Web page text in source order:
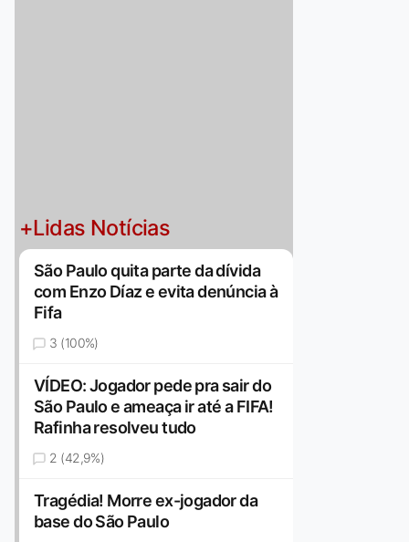
+Lidas Notícias
São Paulo quita parte da dívida
com Enzo Díaz e evita denúncia à
Fifa
3 (100%)
VÍDEO: Jogador pede pra sair do
São Paulo e ameaça ir até a FIFA!
Rafinha resolveu tudo
2 (42,9%)
Tragédia! Morre ex-jogador da
base do São Paulo